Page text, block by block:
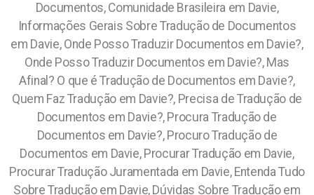
Documentos, Comunidade Brasileira em Davie,
Informações Gerais Sobre Tradução de Documentos
em Davie, Onde Posso Traduzir Documentos em Davie?,
Onde Posso Traduzir Documentos em Davie?, Mas
Afinal? O que é Tradução de Documentos em Davie?,
Quem Faz Tradução em Davie?, Precisa de Tradução de
Documentos em Davie?, Procura Tradução de
Documentos em Davie?, Procuro Tradução de
Documentos em Davie, Procurar Tradução em Davie,
Procurar Tradução Juramentada em Davie, Entenda Tudo
Sobre Tradução em Davie, Dúvidas Sobre Tradução em